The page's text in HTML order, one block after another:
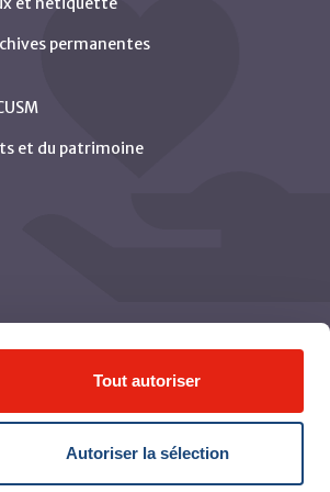
Tout autoriser
Autoriser la sélection
permanentes
et du patrimoine